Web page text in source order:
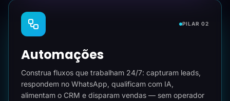
PILAR 02
Automações
Construa fluxos que trabalham 24/7: capturam leads,
respondem no WhatsApp, qualificam com IA,
alimentam o CRM e disparam vendas — sem operador